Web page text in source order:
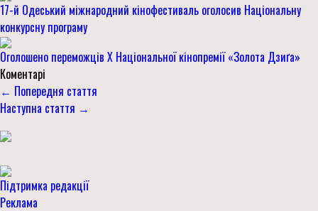
17-й Одеський міжнародний кінофестиваль оголосив Національну
конкурсну програму
Оголошено переможців Х Національної кінопремії «Золота Дзиґа»
Коментарі
← Попередня стаття
Наступна стаття →
Підтримка редакції
Реклама